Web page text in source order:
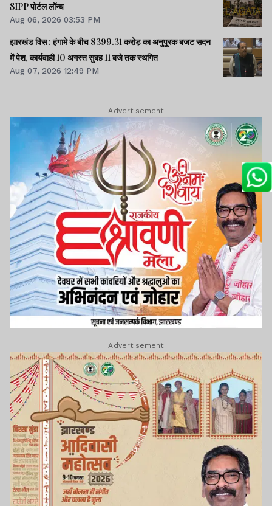
SIPP पोर्टल लॉन्च
Aug 06, 2026 03:53 PM
झारखंड विस : हंगामे के बीच 8399.31 करोड़ का अनुपूरक बजट सदन
में पेश, कार्यवाही 10 अगस्त सुबह 11 बजे तक स्थगित
Aug 07, 2026 12:49 PM
Advertisement
Advertisement